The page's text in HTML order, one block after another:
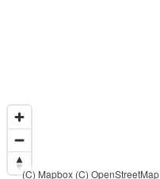
(C) Mapbox (C) OpenStreetMap